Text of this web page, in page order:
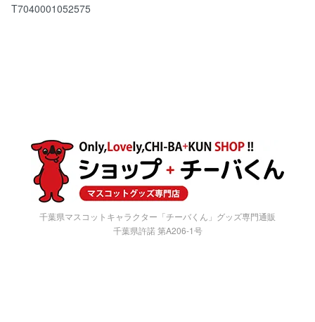
T7040001052575
千葉県マスコットキャラクター「チーバくん」グッズ専門通販
千葉県許諾 第A206-1号